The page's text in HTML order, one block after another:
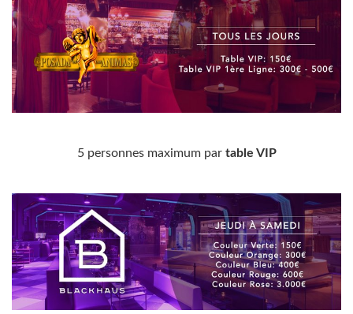
5 personnes maximum par table VIP